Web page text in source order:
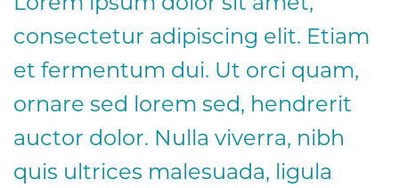
consectetur adipiscing elit. Etiam
et fermentum dui. Ut orci quam,
ornare sed lorem sed, hendrerit
auctor dolor. Nulla viverra, nibh
quis ultrices malesuada, ligula